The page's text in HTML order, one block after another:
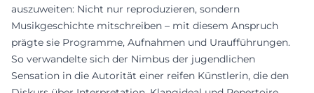
auszuweiten: Nicht nur reproduzieren, sondern
Musikgeschichte mitschreiben – mit diesem Anspruch
prägte sie Programme, Aufnahmen und Uraufführungen.
So verwandelte sich der Nimbus der jugendlichen
Sensation in die Autorität einer reifen Künstlerin, die den